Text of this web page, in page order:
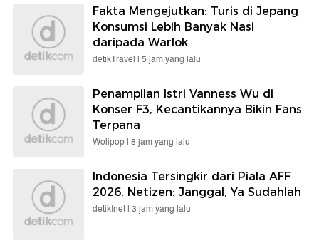
Fakta Mengejutkan: Turis di Jepang
Konsumsi Lebih Banyak Nasi
daripada Warlok
detikTravel | 5 jam yang lalu
Penampilan Istri Vanness Wu di
Konser F3, Kecantikannya Bikin Fans
Terpana
Wolipop | 8 jam yang lalu
Indonesia Tersingkir dari Piala AFF
2026, Netizen: Janggal, Ya Sudahlah
detikInet | 3 jam yang lalu